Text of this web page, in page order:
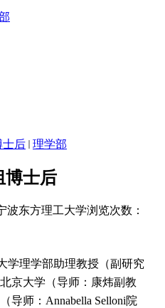
士后 理学部
博士后
波东方理工大学浏览次数：
学理学部助理教授（副研究
京大学（导师：康炜副教
导师：Annabella Selloni院